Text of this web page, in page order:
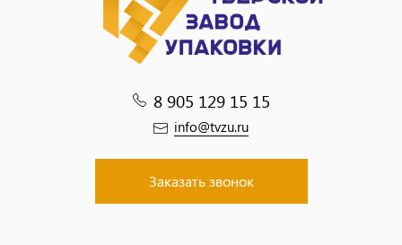
8 905 129 15 15
info@tvzu.ru
Заказать звонок